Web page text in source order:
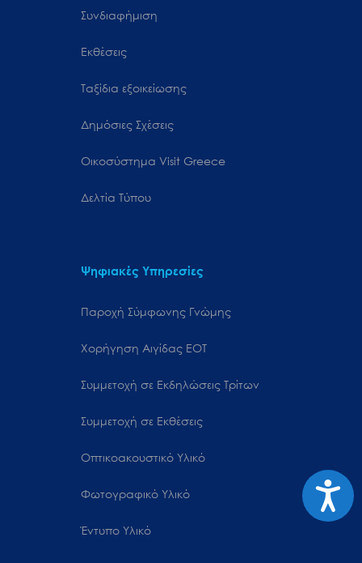
Συνδιαφήμιση
Εκθέσεις
Ταξίδια εξοικείωσης
Δημόσιες Σχέσεις
Oικοσύστημα Visit Greece
Δελτία Τύπου
Ψηφιακές Υπηρεσίες
Παροχή Σύμφωνης Γνώμης
Χορήγηση Αιγίδας ΕΟΤ
Συμμετοχή σε Εκδηλώσεις Τρίτων
Συμμετοχή σε Εκθέσεις
Οπτικοακουστικό Υλικό
Φωτογραφικό Υλικό
Έντυπο Υλικό